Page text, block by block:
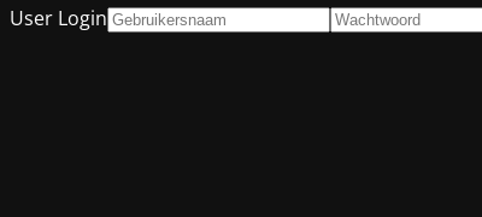
User Login